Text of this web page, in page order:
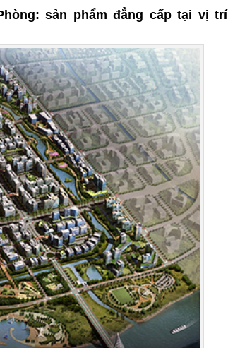
sản phẩm đẳng cấp tại vị trí